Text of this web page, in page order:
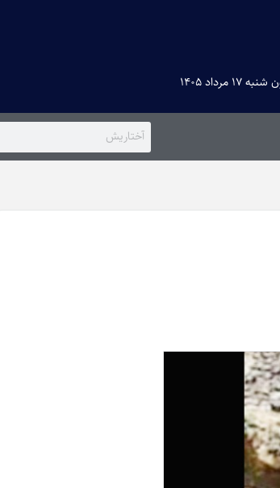
۱۷ مرداد ۱۴۰۵